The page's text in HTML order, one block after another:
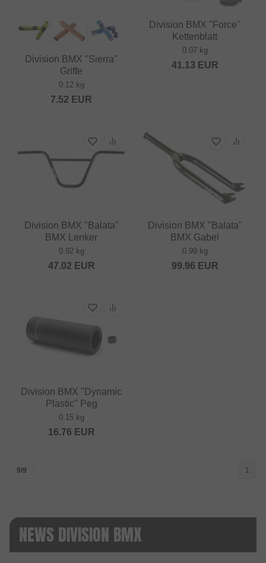
Division BMX "Sierra"
Griffe
0.12 kg
7.52 EUR
Division BMX "Force"
Kettenblatt
0.07 kg
41.13 EUR
Division BMX "Balata"
BMX Lenker
0.92 kg
47.02 EUR
Division BMX "Balata"
BMX Gabel
0.99 kg
99.96 EUR
Division BMX "Dynamic
Plastic" Peg
0.15 kg
16.76 EUR
9/9 1
NEWS DIVISION BMX